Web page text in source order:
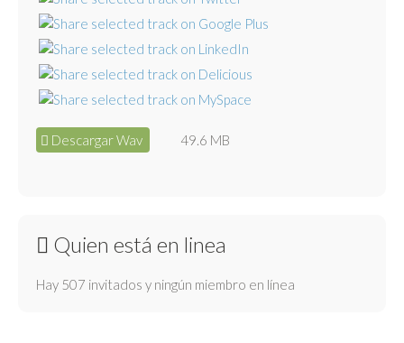
Descargar Wav 49.6 MB
Quien está en linea
Hay 507 invitados y ningún miembro en línea